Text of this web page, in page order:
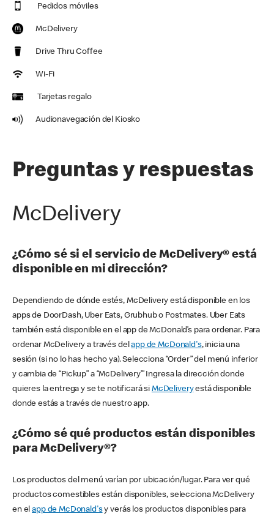
Pedidos móviles
McDelivery
Drive Thru Coffee
Wi-Fi
Tarjetas regalo
Audionavegación del Kiosko
Preguntas y respuestas
McDelivery
¿Cómo sé si el servicio de McDelivery® está
disponible en mi dirección?
Dependiendo de dónde estés, McDelivery está disponible en los
apps de DoorDash, Uber Eats, Grubhub o Postmates. Uber Eats
también está disponible en el app de McDonald’s para ordenar. Para
ordenar McDelivery a través delapp de McDonald's, inicia una
sesión (si no lo has hecho ya). Selecciona “Order” del menú inferior
y cambia de “Pickup” a “McDelivery’” Ingresa la dirección donde
quieres la entrega y se te notificará si McDeliveryestá disponible
donde estás a través de nuestro app.
¿Cómo sé qué productos están disponibles
para McDelivery®?
Los productos del menú varían por ubicación/lugar. Para ver qué
productos comestibles están disponibles, selecciona McDelivery
en elapp de McDonald'sy verás los productos disponibles para